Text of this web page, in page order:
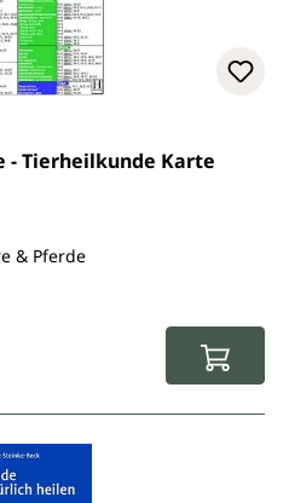
von 5 von 5 Sternen
- Tierheilkunde Karte
& Pferde